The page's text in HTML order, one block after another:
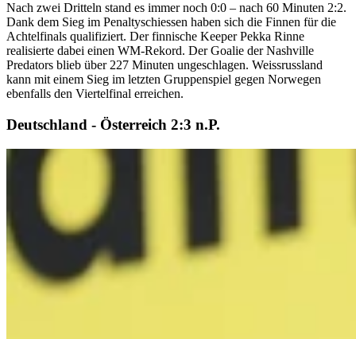
Nach zwei Dritteln stand es immer noch 0:0 – nach 60 Minuten 2:2.
Dank dem Sieg im Penaltyschiessen haben sich die Finnen für die
Achtelfinals qualifiziert. Der finnische Keeper Pekka Rinne
realisierte dabei einen WM-Rekord. Der Goalie der Nashville
Predators blieb über 227 Minuten ungeschlagen. Weissrussland
kann mit einem Sieg im letzten Gruppenspiel gegen Norwegen
ebenfalls den Viertelfinal erreichen.
Deutschland - Österreich 2:3 n.P.